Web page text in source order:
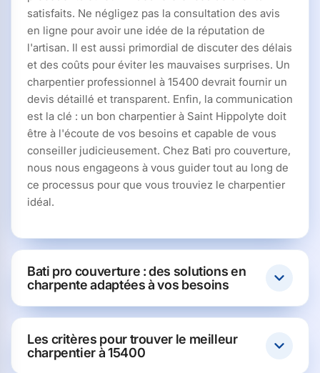
satisfaits. Ne négligez pas la consultation des avis
en ligne pour avoir une idée de la réputation de
l'artisan. Il est aussi primordial de discuter des délais
et des coûts pour éviter les mauvaises surprises. Un
charpentier professionnel à 15400 devrait fournir un
devis détaillé et transparent. Enfin, la communication
est la clé : un bon charpentier à Saint Hippolyte doit
être à l'écoute de vos besoins et capable de vous
conseiller judicieusement. Chez Bati pro couverture,
nous nous engageons à vous guider tout au long de
ce processus pour que vous trouviez le charpentier
idéal.
Bati pro couverture : des solutions en
charpente adaptées à vos besoins
Les critères pour trouver le meilleur
charpentier à 15400